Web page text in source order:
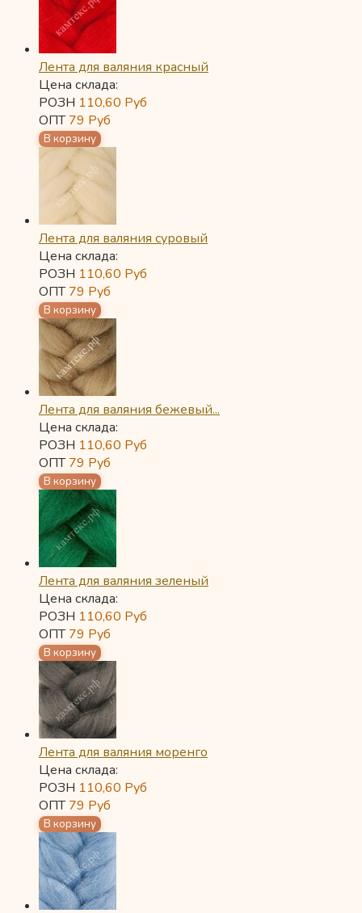
Лента для валяния красный
Цена склада:
РОЗН 110,60 Руб
ОПТ79 Руб
Лента для валяния суровый
Цена склада:
РОЗН 110,60 Руб
ОПТ79 Руб
Лента для валяния бежевый...
Цена склада:
РОЗН 110,60 Руб
ОПТ79 Руб
Лента для валяния зеленый
Цена склада:
РОЗН 110,60 Руб
ОПТ79 Руб
Лента для валяния моренго
Цена склада:
РОЗН 110,60 Руб
ОПТ79 Руб